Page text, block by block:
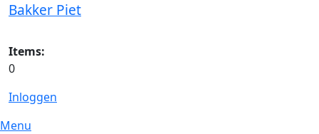
Bakker Piet
Items:
0
Inloggen
Menu